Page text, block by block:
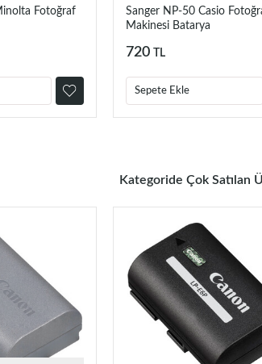
Fotoğraf
Sanger NP-50 Casio
Makinesi Batarya
720 TL
Sepete Ekle
Kategoride Çok Satılan